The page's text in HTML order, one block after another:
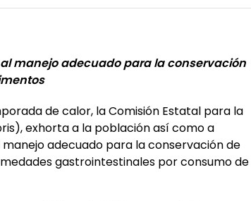
manejo adecuado para la conservación
de calor, la Comisión Estatal para la
exhorta a la población así como a
adecuado para la conservación de
gastrointestinales por consumo de